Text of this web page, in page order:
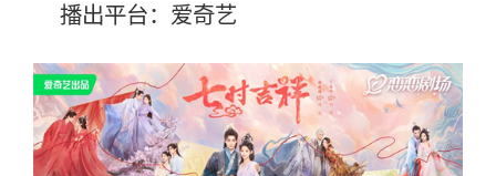
播出平台：爱奇艺